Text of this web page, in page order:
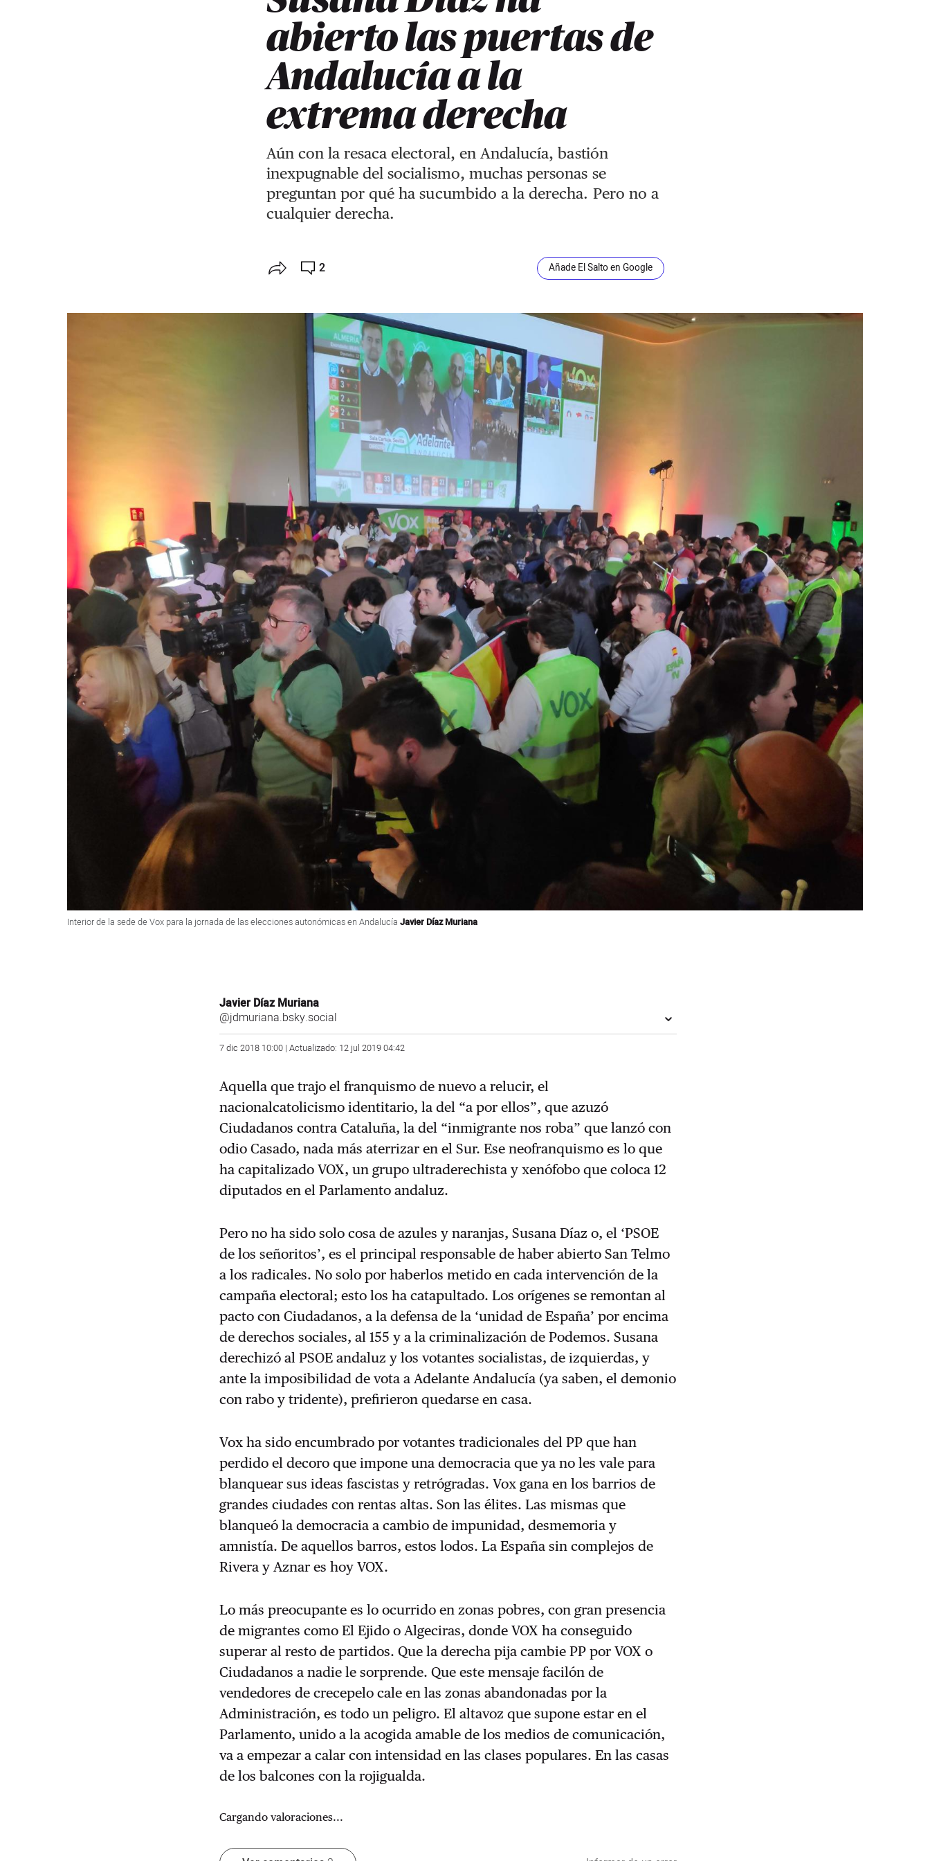
abierto las puertas de
Andalucía a la
extrema derecha
Aún con la resaca electoral, en Andalucía, bastión
inexpugnable del socialismo, muchas personas se
preguntan por qué ha sucumbido a la derecha. Pero no a
cualquier derecha.
2 Añade El Salto en Google
Interior de la sede de Vox para la jornada de las elecciones autonómicas en Andalucía Javier Díaz Muriana
Javier Díaz Muriana
@jdmuriana.bsky.social
7 dic 2018 10:00 | Actualizado: 12 jul 2019 04:42
Aquella que trajo el franquismo de nuevo a relucir, el
nacionalcatolicismo identitario, la del “a por ellos”, que azuzó
Ciudadanos contra Cataluña, la del “inmigrante nos roba” que lanzó con
odio Casado, nada más aterrizar en el Sur. Ese neofranquismo es lo que
ha capitalizado VOX, un grupo ultraderechista y xenófobo que coloca 12
diputados en el Parlamento andaluz.
Pero no ha sido solo cosa de azules y naranjas, Susana Díaz o, el ‘PSOE
de los señoritos’, es el principal responsable de haber abierto San Telmo
a los radicales. No solo por haberlos metido en cada intervención de la
campaña electoral; esto los ha catapultado. Los orígenes se remontan al
pacto con Ciudadanos, a la defensa de la ‘unidad de España’ por encima
de derechos sociales, al 155 y a la criminalización de Podemos. Susana
derechizó al PSOE andaluz y los votantes socialistas, de izquierdas, y
ante la imposibilidad de vota a Adelante Andalucía (ya saben, el demonio
con rabo y tridente), prefirieron quedarse en casa.
Vox ha sido encumbrado por votantes tradicionales del PP que han
perdido el decoro que impone una democracia que ya no les vale para
blanquear sus ideas fascistas y retrógradas. Vox gana en los barrios de
grandes ciudades con rentas altas. Son las élites. Las mismas que
blanqueó la democracia a cambio de impunidad, desmemoria y
amnistía. De aquellos barros, estos lodos. La España sin complejos de
Rivera y Aznar es hoy VOX.
Lo más preocupante es lo ocurrido en zonas pobres, con gran presencia
de migrantes como El Ejido o Algeciras, donde VOX ha conseguido
superar al resto de partidos. Que la derecha pija cambie PP por VOX o
Ciudadanos a nadie le sorprende. Que este mensaje facilón de
vendedores de crecepelo cale en las zonas abandonadas por la
Administración, es todo un peligro. El altavoz que supone estar en el
Parlamento, unido a la acogida amable de los medios de comunicación,
va a empezar a calar con intensidad en las clases populares. En las casas
de los balcones con la rojigualda.
Cargando valoraciones...